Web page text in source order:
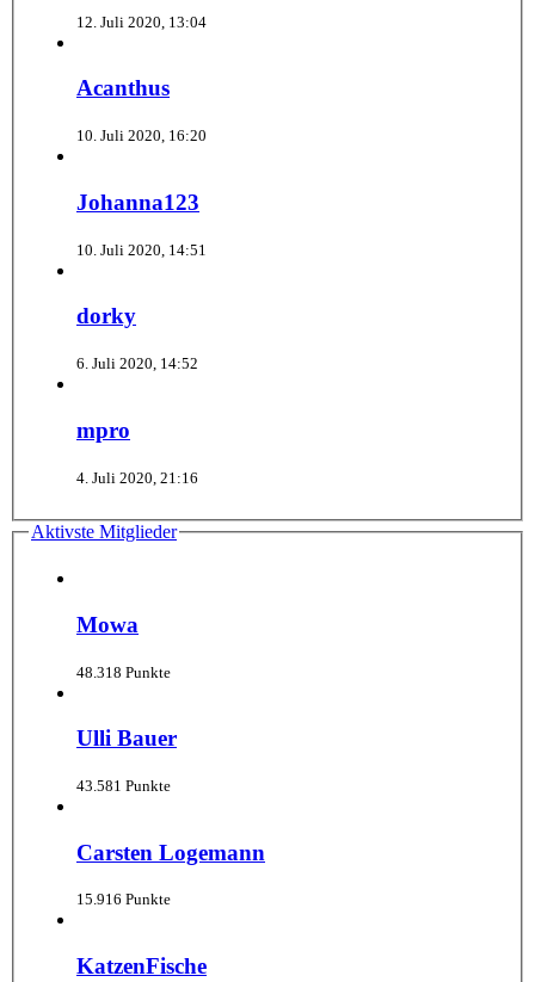
12. Juli 2020, 13:04
Acanthus
10. Juli 2020, 16:20
Johanna123
10. Juli 2020, 14:51
dorky
6. Juli 2020, 14:52
mpro
4. Juli 2020, 21:16
Aktivste Mitglieder
Mowa
48.318 Punkte
Ulli Bauer
43.581 Punkte
Carsten Logemann
15.916 Punkte
KatzenFische